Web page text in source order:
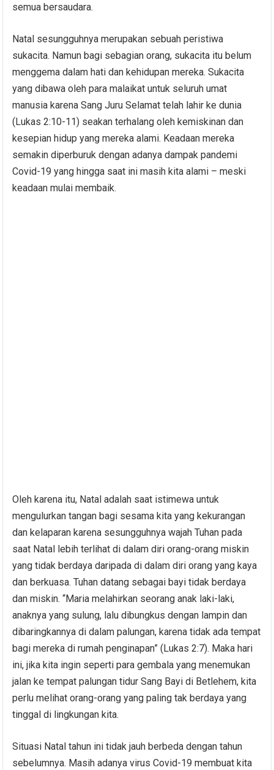
semua bersaudara.
Natal sesungguhnya merupakan sebuah peristiwa
sukacita. Namun bagi sebagian orang, sukacita itu belum
menggema dalam hati dan kehidupan mereka. Sukacita
yang dibawa oleh para malaikat untuk seluruh umat
manusia karena Sang Juru Selamat telah lahir ke dunia
(Lukas 2:10-11) seakan terhalang oleh kemiskinan dan
kesepian hidup yang mereka alami. Keadaan mereka
semakin diperburuk dengan adanya dampak pandemi
Covid-19 yang hingga saat ini masih kita alami – meski
keadaan mulai membaik.
Oleh karena itu, Natal adalah saat istimewa untuk
mengulurkan tangan bagi sesama kita yang kekurangan
dan kelaparan karena sesungguhnya wajah Tuhan pada
saat Natal lebih terlihat di dalam diri orang-orang miskin
yang tidak berdaya daripada di dalam diri orang yang kaya
dan berkuasa. Tuhan datang sebagai bayi tidak berdaya
dan miskin. “Maria melahirkan seorang anak laki-laki,
anaknya yang sulung, lalu dibungkus dengan lampin dan
dibaringkannya di dalam palungan, karena tidak ada tempat
bagi mereka di rumah penginapan” (Lukas 2:7). Maka hari
ini, jika kita ingin seperti para gembala yang menemukan
jalan ke tempat palungan tidur Sang Bayi di Betlehem, kita
perlu melihat orang-orang yang paling tak berdaya yang
tinggal di lingkungan kita.
Situasi Natal tahun ini tidak jauh berbeda dengan tahun
sebelumnya. Masih adanya virus Covid-19 membuat kita